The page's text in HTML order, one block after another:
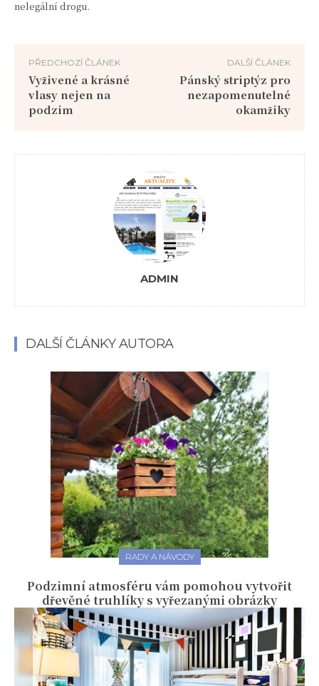
nelegální drogu.
PŘEDCHOZÍ ČLÁNEK
Vyživené a krásné
vlasy nejen na
podzim
DALŠÍ ČLÁNEK
Pánský striptýz pro
nezapomenutelné
okamžiky
ADMIN
DALŠÍ ČLÁNKY AUTORA
RADY A NÁVODY
Podzimní atmosféru vám pomohou vytvořit
dřevěné truhlíky s vyřezanými obrázky